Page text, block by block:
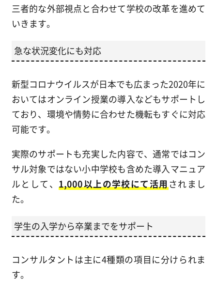
三者的な外部視点と合わせて学校の改革を進めて
いきます。
急な状況変化にも対応
新型コロナウイルスが日本でも広まった2020年に
おいてはオンライン授業の導入などもサポートし
ており、環境や情勢に合わせた機転もすぐに対応
可能です。
実際のサポートも充実した内容で、通常ではコン
サル対象ではない小中学校も含めた導入マニュア
ルとして、 1,000以上の学校にて活用 されまし
た。
学生の入学から卒業までをサポート
コンサルタントは主に4種類の項目に分けられま
す。